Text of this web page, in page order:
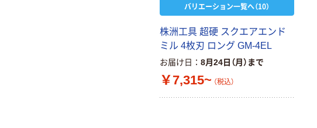
バリエーション一覧へ（10）
株洲工具 超硬 スクエアエンド
ミル 4枚刃 ロング GM-4EL
お届け日 8月24日（月）まで
￥7,315~ （税込）